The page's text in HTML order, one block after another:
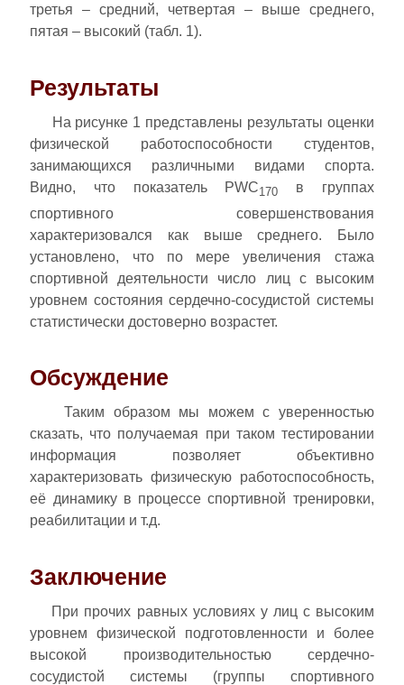
третья – средний, четвертая – выше среднего,
пятая – высокий (табл. 1).
Результаты
На рисунке 1 представлены результаты оценки
физической работоспособности студентов,
занимающихся различными видами спорта.
Видно, что показатель PWC170 в группах
спортивного совершенствования
характеризовался как выше среднего. Было
установлено, что по мере увеличения стажа
спортивной деятельности число лиц с высоким
уровнем состояния сердечно-сосудистой системы
статистически достоверно возрастет.
Обсуждение
Таким образом мы можем с уверенностью
сказать, что получаемая при таком тестировании
информация позволяет объективно
характеризовать физическую работоспособность,
её динамику в процессе спортивной тренировки,
реабилитации и т.д.
Заключение
При прочих равных условиях у лиц с высоким
уровнем физической подготовленности и более
высокой производительностью сердечно-
сосудистой системы (группы спортивного